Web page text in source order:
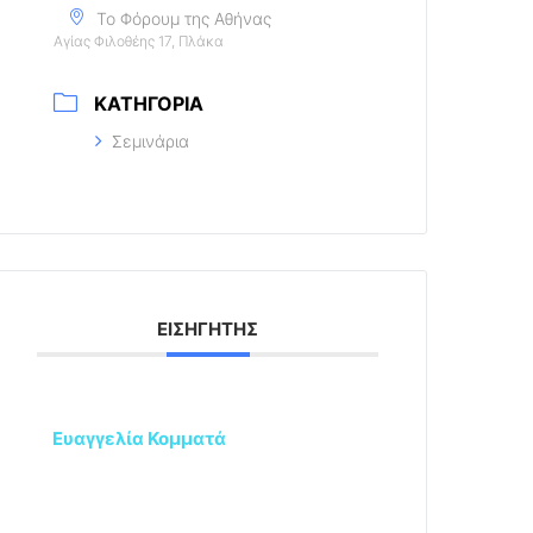
Το Φόρουμ της Αθήνας
Αγίας Φιλοθέης 17, Πλάκα
ΚΑΤΗΓΟΡΊΑ
Σεμινάρια
ΕΙΣΗΓΗΤΉΣ
Ευαγγελία Κομματά